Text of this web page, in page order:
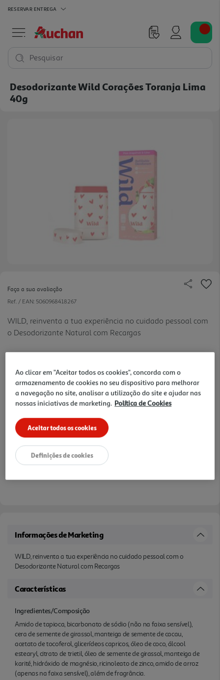
RESERVAR ENTREGA
Pesquisar
Desodorizante Wild Corações Toranja Lima
40g
Faça a sua avaliação
Ref. / EAN: 5060968418267
WILD, reinventa a tua experiência no cuidado pessoal com
o Desodorizante Natural com Recargas
16,99 €
Notas de preparação
Informações de Marketing
WILD, reinventa a tua experiência no cuidado pessoal com o
Desodorizante Natural com Recargas
Características
Ingredientes/Composição
Amido de tapioca, bicarbonato de sódio (não na faixa sensível),
cera de semente de girassol, manteiga de semente de cacau,
acetato de tocoferol, glicerídeos capricos, óleo de coco, álcool
estearyl, citrato de trietil, óleo de semente de girassol, manteiga de
karité, hidróxido de magnésio, ricinoleato de zinco, amido de arroz
(apenas na faixa sensível), além de fragrância.
Ao clicar em "Aceitar todos os cookies", concorda com o
armazenamento de cookies no seu dispositivo para melhorar
a navegação no site, analisar a utilização do site e ajudar nas
nossas iniciativas de marketing. Política de Cookies
Aceitar todos os cookies
Definições de cookies